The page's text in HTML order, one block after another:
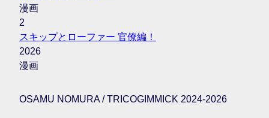
漫画
2
スキップとローファー 官僚編！
2026
漫画
OSAMU NOMURA / TRICOGIMMICK 2024-2026